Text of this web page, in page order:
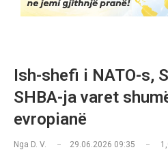
Ish-shefi i NATO-s,
SHBA-ja varet
evropianë
Nga D. V. 29.06.2026 09:35